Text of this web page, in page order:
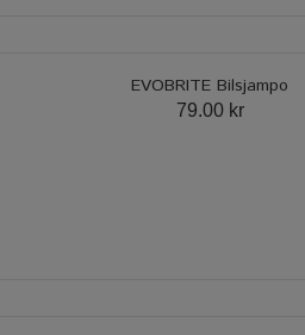
EVOBRITE Bilsjampo
79.00 kr